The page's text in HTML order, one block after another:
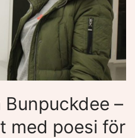
–
med poesi för